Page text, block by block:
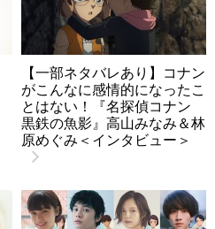
【一部ネタバレあり】コナン
がこんなに感情的になったこ
とはない！『名探偵コナン
黒鉄の魚影』高山みなみ＆林
原めぐみ＜インタビュー＞